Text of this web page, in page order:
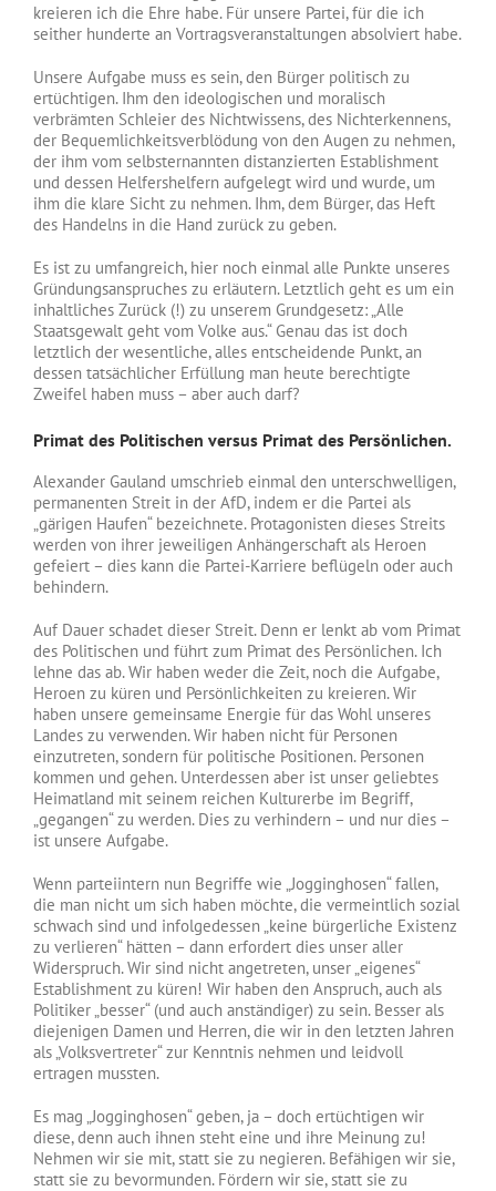
kreieren ich die Ehre habe. Für unsere Partei, für die ich
seither hunderte an Vortragsveranstaltungen absolviert habe.
Unsere Aufgabe muss es sein, den Bürger politisch zu
ertüchtigen. Ihm den ideologischen und moralisch
verbrämten Schleier des Nichtwissens, des Nichterkennens,
der Bequemlichkeitsverblödung von den Augen zu nehmen,
der ihm vom selbsternannten distanzierten Establishment
und dessen Helfershelfern aufgelegt wird und wurde, um
ihm die klare Sicht zu nehmen. Ihm, dem Bürger, das Heft
des Handelns in die Hand zurück zu geben.
Es ist zu umfangreich, hier noch einmal alle Punkte unseres
Gründungsanspruches zu erläutern. Letztlich geht es um ein
inhaltliches Zurück (!) zu unserem Grundgesetz: „Alle
Staatsgewalt geht vom Volke aus.“ Genau das ist doch
letztlich der wesentliche, alles entscheidende Punkt, an
dessen tatsächlicher Erfüllung man heute berechtigte
Zweifel haben muss – aber auch darf?
Primat des Politischen versus Primat des Persönlichen.
Alexander Gauland umschrieb einmal den unterschwelligen,
permanenten Streit in der AfD, indem er die Partei als
„gärigen Haufen“ bezeichnete. Protagonisten dieses Streits
werden von ihrer jeweiligen Anhängerschaft als Heroen
gefeiert – dies kann die Partei-Karriere beflügeln oder auch
behindern.
Auf Dauer schadet dieser Streit. Denn er lenkt ab vom Primat
des Politischen und führt zum Primat des Persönlichen. Ich
lehne das ab. Wir haben weder die Zeit, noch die Aufgabe,
Heroen zu küren und Persönlichkeiten zu kreieren. Wir
haben unsere gemeinsame Energie für das Wohl unseres
Landes zu verwenden. Wir haben nicht für Personen
einzutreten, sondern für politische Positionen. Personen
kommen und gehen. Unterdessen aber ist unser geliebtes
Heimatland mit seinem reichen Kulturerbe im Begriff,
„gegangen“ zu werden. Dies zu verhindern – und nur dies –
ist unsere Aufgabe.
Wenn parteiintern nun Begriffe wie „Jogginghosen“ fallen,
die man nicht um sich haben möchte, die vermeintlich sozial
schwach sind und infolgedessen „keine bürgerliche Existenz
zu verlieren“ hätten – dann erfordert dies unser aller
Widerspruch. Wir sind nicht angetreten, unser „eigenes“
Establishment zu küren! Wir haben den Anspruch, auch als
Politiker „besser“ (und auch anständiger) zu sein. Besser als
diejenigen Damen und Herren, die wir in den letzten Jahren
als „Volksvertreter“ zur Kenntnis nehmen und leidvoll
ertragen mussten.
Es mag „Jogginghosen“ geben, ja – doch ertüchtigen wir
diese, denn auch ihnen steht eine und ihre Meinung zu!
Nehmen wir sie mit, statt sie zu negieren. Befähigen wir sie,
statt sie zu bevormunden. Fördern wir sie, statt sie zu